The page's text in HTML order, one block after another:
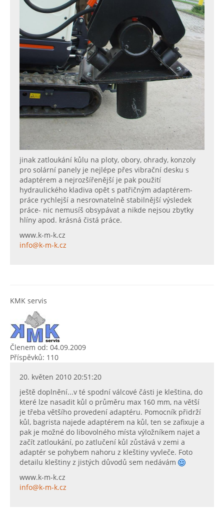
jinak zatloukání kůlu na ploty, obory, ohrady, konzoly
pro solární panely je nejlépe přes vibrační desku s
adaptérem a nejrozšířenější je pak použití
hydraulického kladiva opět s patřičným adaptérem-
práce rychlejší a nesrovnatelně stabilnější výsledek
práce- nic nemusíš obsypávat a nikde nejsou zbytky
hlíny apod. krásná čistá práce.
www.k-m-k.cz
info@k-m-k.cz
KMK servis
Členem od: 04.09.2009
Příspěvků: 110
20. květen 2010 20:51:20
ještě doplnění...v té spodní válcové části je kleština, do
které lze nasadit kůl o průměru max 160 mm, na větší
je třeba většího provedení adaptéru. Pomocník přidrží
kůl, bagrista najede adaptérem na kůl, ten se zafixuje a
pak je možné do libovolného místa výložníkem najet a
začít zatloukání, po zatlučení kůl zůstává v zemi a
adaptér se pohybem nahoru z kleštiny vyvleče. Foto
detailu kleštiny z jistých důvodů sem nedávám
www.k-m-k.cz
info@k-m-k.cz